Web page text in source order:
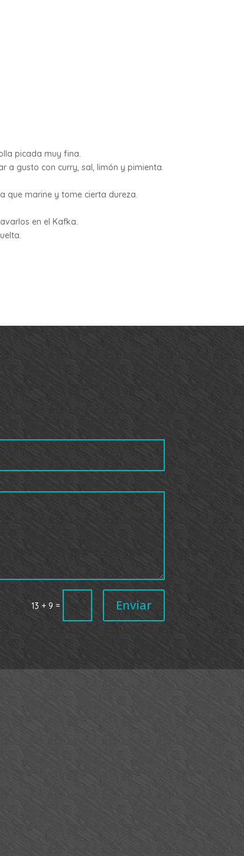
picada muy fina.
a gusto con curry, sal, limón y pimienta.
que marine y tome cierta dureza.
en el Kafka.
13 + 9 = Enviar